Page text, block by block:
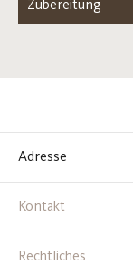
Zubereitung
Adresse
Kontakt
Rechtliches